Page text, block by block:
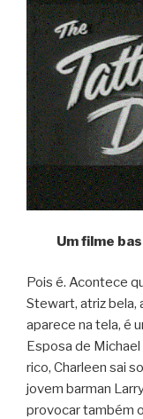
Um filme
Pois é. Acontece
Stewart, atriz bela,
aparece na tela, é
Esposa de
rico, Charleen sai
jovem barman
provocar também